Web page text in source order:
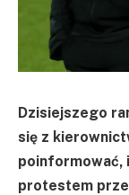
Dzisiejszego
się z
poinformować,
protestem